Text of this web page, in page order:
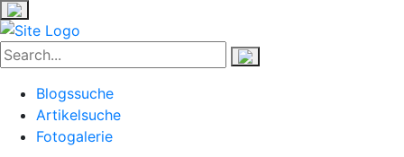
Blogssuche
Artikelsuche
Fotogalerie